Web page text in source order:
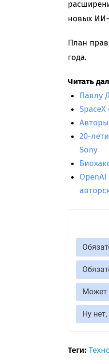
новых ИИ-
План
года.
Читать
Павлу
20-
Sony
Может
Ну
Теги: